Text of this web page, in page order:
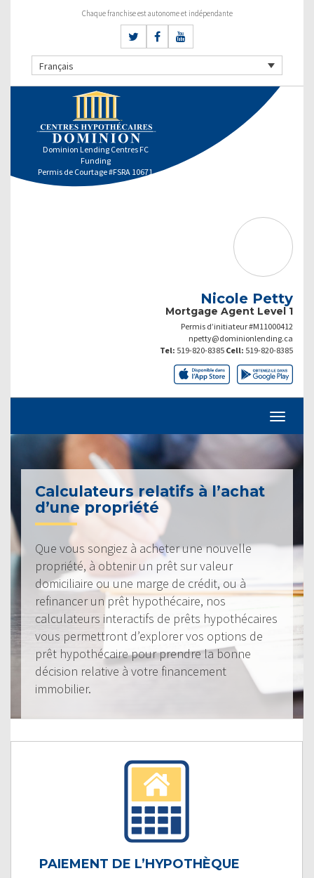
Chaque franchise est autonome et indépendante
Français
Dominion Lending Centres FC
Funding
Permis de Courtage #FSRA 10671
Nicole Petty
Mortgage Agent Level 1
Permis d’initiateur #M11000412
npetty@dominionlending.ca
Tel: 519-820-8385 Cell: 519-820-8385
Calculateurs relatifs à l’achat
d’une propriété
Que vous songiez à acheter une nouvelle
propriété, à obtenir un prêt sur valeur
domiciliaire ou une marge de crédit, ou à
refinancer un prêt hypothécaire, nos
calculateurs interactifs de prêts hypothécaires
vous permettront d’explorer vos options de
prêt hypothécaire pour prendre la bonne
décision relative à votre financement
immobilier.
PAIEMENT DE L’HYPOTHÈQUE